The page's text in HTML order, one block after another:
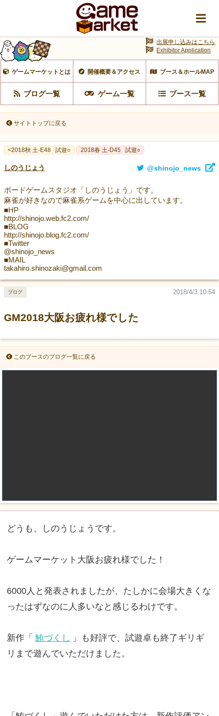
ゲームマーケットとは 開催概要＆アクセス ブース＆ホールMAP
ブログ一覧 ゲーム一覧 ブース一覧
出展申し込みはこちら
Exhibitor Application
サイトトップに戻る
<2018秋 土-E48 試遊○ 2018春 土-D45 試遊○
しのうじょう @shinojo_news
ボードゲームスタジオ「しのうじょう」です。
麻雀が好きなので麻雀系ゲームを中心に出しています。
■HP
http://shinojo.web.fc2.com/
■BLOG
http://shinojo.blog.fc2.com/
■Twitter
@shinojo_news
■MAIL
takahiro.shinozaki@gmail.com
GM2018大阪お疲れ様でした
2018/4/3 10:54
ブログ
このブースのブログ一覧に戻る
どうも、しのうじょうです。
ゲームマーケット大阪お疲れ様でした！
6000人と発表されましたが、たしかに会場大きくな
ったはずなのに人多いなと感じるわけです。
新作「 鮪づくし
」も好評で、試遊卓も終了ギリギ
リまで遊んでいただけました。